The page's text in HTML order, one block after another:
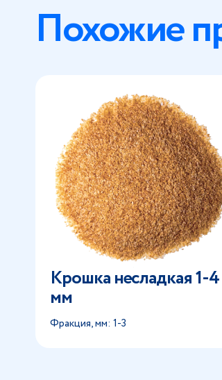
Похожие
Крошка несладкая 1-4
мм
Фракция, мм: 1-3